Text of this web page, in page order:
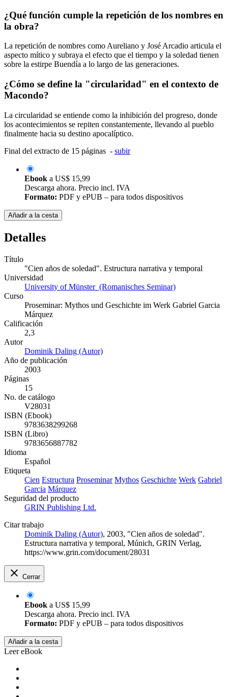
¿Qué función cumple la repetición de los nombres en
la obra?
La repetición de nombres como Aureliano y José Arcadio articula el
aspecto mítico y subraya el efecto que el tiempo y la soledad tienen
sobre la estirpe Buendía a lo largo de las generaciones.
¿Cómo se define la "circularidad" en el contexto de
Macondo?
La circularidad se entiende como la inhibición del progreso, donde
los acontecimientos se repiten constantemente, llevando al pueblo
finalmente hacia su destino apocalíptico.
Final del extracto de 15 páginas - subir
Ebook a US$ 15,99
Descarga ahora. Precio incl. IVA
Formato: PDF y ePUB – para todos dispositivos
Añadir a la cesta
Detalles
Título
"Cien años de soledad". Estructura narrativa y temporal
Universidad
University of Münster (Romanisches Seminar)
Curso
Proseminar: Mythos und Geschichte im Werk Gabriel Garcia
Márquez
Calificación
2,3
Autor
Dominik Daling (Autor)
Año de publicación
2003
Páginas
15
No. de catálogo
V28031
ISBN (Ebook)
9783638299268
ISBN (Libro)
9783656887782
Idioma
Español
Etiqueta
Cien Estructura Proseminar Mythos Geschichte Werk Gabriel
Garcia Márquez
Seguridad del producto
GRIN Publishing Ltd.
Citar trabajo
Dominik Daling (Autor), 2003, "Cien años de soledad".
Estructura narrativa y temporal, Múnich, GRIN Verlag,
https://www.grin.com/document/28031
Cerrar
Ebook a US$ 15,99
Descarga ahora. Precio incl. IVA
Formato: PDF y ePUB – para todos dispositivos
Añadir a la cesta
Leer eBook